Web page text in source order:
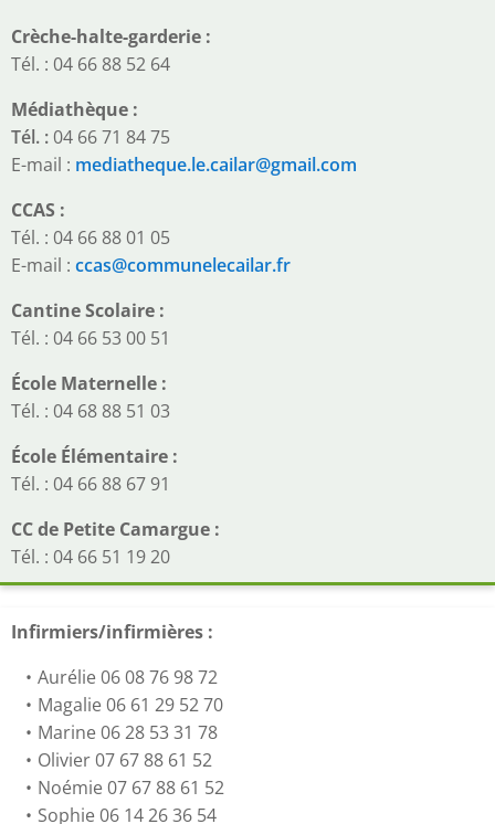
Crèche-halte-garderie :
Tél. : 04 66 88 52 64
Médiathèque :
Tél. : 04 66 71 84 75
E-mail : mediatheque.le.cailar@gmail.com
CCAS :
Tél. : 04 66 88 01 05
E-mail : ccas@communelecailar.fr
Cantine Scolaire :
Tél. : 04 66 53 00 51
École Maternelle :
Tél. : 04 68 88 51 03
École Élémentaire :
Tél. : 04 66 88 67 91
CC de Petite Camargue :
Tél. : 04 66 51 19 20
Infirmiers/infirmières :
Aurélie 06 08 76 98 72
Magalie 06 61 29 52 70
Marine 06 28 53 31 78
Olivier 07 67 88 61 52
Noémie 07 67 88 61 52
Sophie 06 14 26 36 54